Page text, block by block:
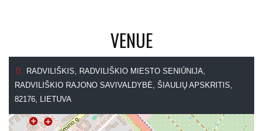
VENUE
RADVILIŠKIS, RADVILIŠKIO MIESTO SENIŪNIJA,
RADVILIŠKIO RAJONO SAVIVALDYBĖ, ŠIAULIŲ APSKRITIS,
82176, LIETUVA